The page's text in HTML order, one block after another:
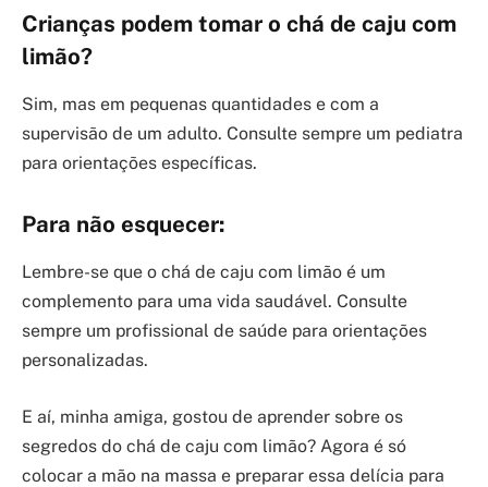
Crianças podem tomar o chá de caju com
limão?
Sim, mas em pequenas quantidades e com a
supervisão de um adulto. Consulte sempre um pediatra
para orientações específicas.
Para não esquecer:
Lembre-se que o chá de caju com limão é um
complemento para uma vida saudável. Consulte
sempre um profissional de saúde para orientações
personalizadas.
E aí, minha amiga, gostou de aprender sobre os
segredos do chá de caju com limão? Agora é só
colocar a mão na massa e preparar essa delícia para